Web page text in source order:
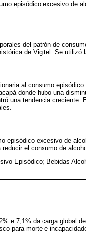
episódico excesivo de
del patrón de
de Vigitel. Se utilizó
al consumo
donde hubo una
una tendencia
episódico excesivo de
el consumo de
Episódico; Bebidas
e 7,1% da carga global
para morte e